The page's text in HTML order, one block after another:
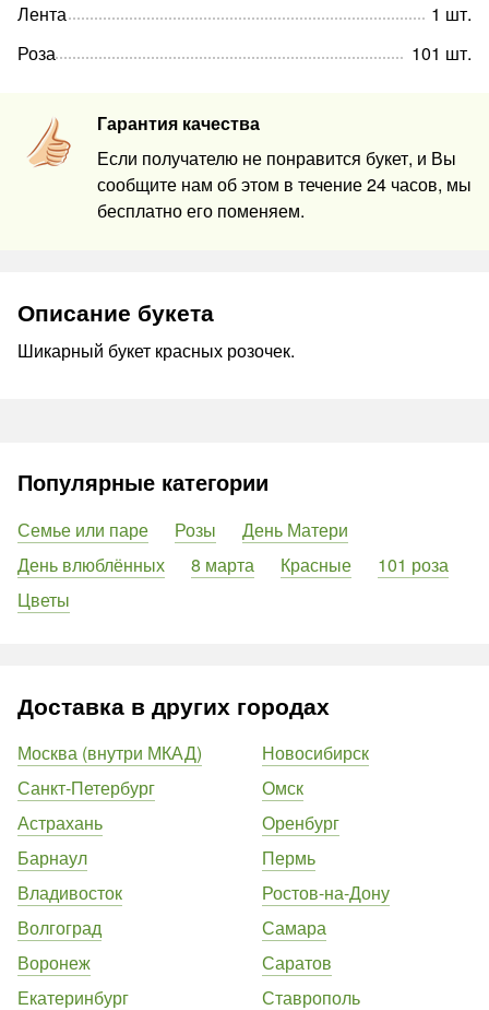
Гарантия качества
Если получателю не понравится букет, и Вы
сообщите нам об этом в течение 24 часов, мы
бесплатно его поменяем.
Лента 1 шт.
Роза
101 шт.
Описание букета
Шикарный букет красных розочек.
Популярные категории
Семье или паре Розы
День Матери
День влюблённых
8 марта Красные
101 роза
Цветы
Доставка в других городах
Москва (внутри МКАД)
Санкт-Петербург
Астрахань
Барнаул
Владивосток
Волгоград
Воронеж
Екатеринбург
Новосибирск
Омск
Оренбург
Пермь
Ростов-на-Дону
Самара
Саратов
Ставрополь